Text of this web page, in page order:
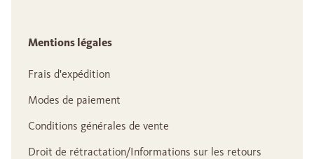
Mentions légales
Frais d'expédition
Modes de paiement
Conditions générales de vente
Droit de rétractation/Informations sur les retours